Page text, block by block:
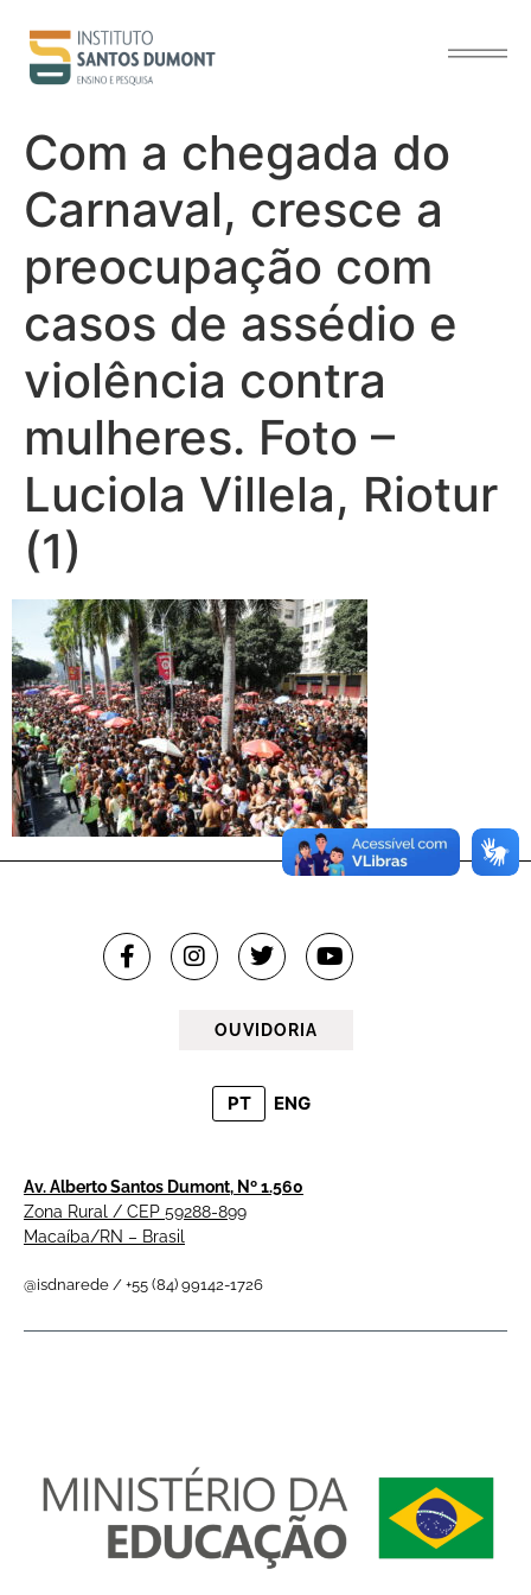
conteúdo
Com a chegada do
Carnaval, cresce a
preocupação com
casos de assédio e
violência contra
mulheres. Foto –
Luciola Villela, Riotur
(1)
OUVIDORIA
PT ENG
Av. Alberto Santos Dumont, Nº 1.560
Zona Rural / CEP 59288-899
Macaíba/RN – Brasil
@isdnarede / +55 (84) 99142-1726